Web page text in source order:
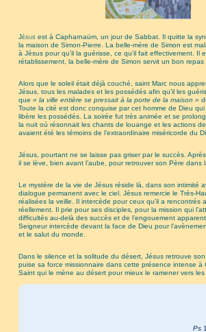
Jésusest à Capharnaüm, un jour de Sabbat. Il quitte la
la maison de Simon-Pierre. La belle-mère de Simon est
à Jésus pour qu’il la guérisse, ce qu’il fait effectivement. Il
rétablissement, la belle-mère de Simon servit un bon repas
Alors que le soleil était déjà couché, saint Marc nous
Jésus, tous les malades et les possédés afin qu’il les
que « la ville entière se pressait à la porte de la maison »
Toute la cité est donc conquise par cet homme de Dieu
libère les possédés. La soirée fut très animée et se
la nuit où résonnait les chants de louange et les actions
avaient été les témoins de l’extraordinaire miséricorde du
Jésus, pourtant ne se laisse pas griser par le succès.
il se lève, bien avant l’aube, pour retrouver son Père dans
Le mystère de la vie de Jésus réside là, dans son intimité
dialogue permanent avec le ciel. Jésus remercie le Très-
réalisées la veille. Il intercède pour ceux qu’il a rencontrés
réellement. Il prie pour ses disciples, pour la mission qui
difficultés au-delà des succès et de l’engouement
Seigneur intercède devant la face de Dieu pour
et le salut du monde.
Dans le silence et la solitude du désert, Jésus retrouve
puise sa force missionnaire dans cette présence intense à
Saint qui le mène au désert pour mieux le ramener vers les
Ps